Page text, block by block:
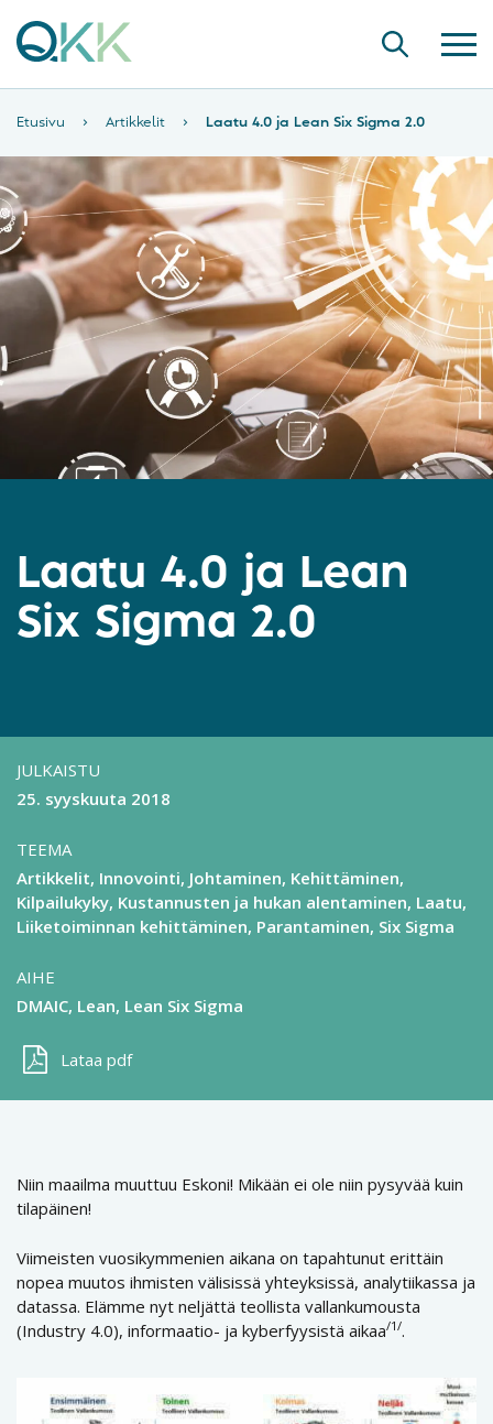
Etusivu › Artikkelit › Laatu 4.0 ja Lean Six Sigma 2.0
Laatu 4.0 ja Lean
Six Sigma 2.0
JULKAISTU
25. syyskuuta 2018
TEEMA
Artikkelit Innovointi Johtaminen Kehittäminen
Kilpailukyky Kustannusten ja hukan alentaminen Laatu
Liiketoiminnan kehittäminen Parantaminen Six Sigma
AIHE
DMAIC Lean Lean Six Sigma
Lataa pdf
Niin maailma muuttuu Eskoni! Mikään ei ole niin pysyvää kuin
tilapäinen!
Viimeisten vuosikymmenien aikana on tapahtunut erittäin
nopea muutos ihmisten välisissä yhteyksissä, analytiikassa ja
datassa. Elämme nyt neljättä teollista vallankumousta
(Industry 4.0), informaatio- ja kyberfyysistä aikaa/1/.